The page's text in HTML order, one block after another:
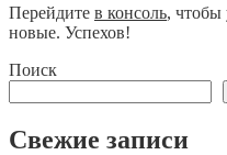
Перейдите в консоль, чтобы
новые. Успехов!
Поиск
Свежие записи